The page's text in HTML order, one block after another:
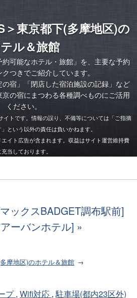
＞東京都下(多摩地区)の
ル＆旅館
可能なホテル・旅館」を、主要な予約
つきでご紹介しています。
の宿 」「閉店した宿泊施設の記録 」など
の宿にまつわる各種調べものにご活用
ください。
トです。情報の誤り、不備等については「ご指摘
という以外の責任は負いかねます。
イト広告が含まれます。収益はサイト運営維持費
充当しております。
ックスBADGET調布駅前]
ーバンホテル]
摩地区)のホテル＆旅館
プ, Wifi対応 , 駐車場(都内23区外)